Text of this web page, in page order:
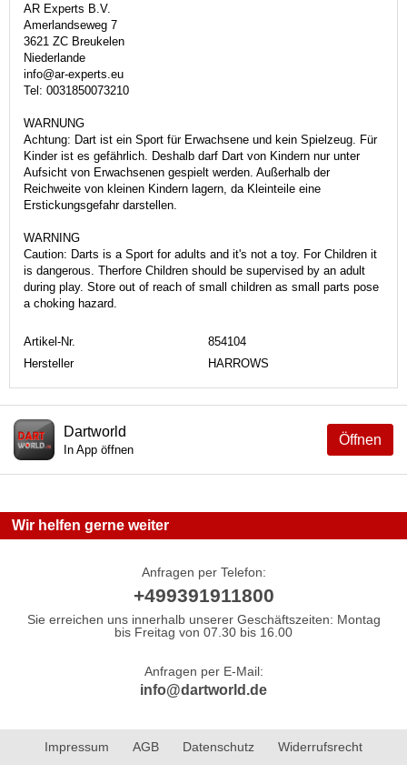
AR Experts B.V.
Amerlandseweg 7
3621 ZC Breukelen
Niederlande
info@ar-experts.eu
Tel: 0031850073210
WARNUNG
Achtung: Dart ist ein Sport für Erwachsene und kein Spielzeug. Für
Kinder ist es gefährlich. Deshalb darf Dart von Kindern nur unter
Aufsicht von Erwachsenen gespielt werden. Außerhalb der
Reichweite von kleinen Kindern lagern, da Kleinteile eine
Erstickungsgefahr darstellen.
WARNING
Caution: Darts is a Sport for adults and it's not a toy. For Children it
is dangerous. Therfore Children should be supervised by an adult
during play. Store out of reach of small children as small parts pose
a choking hazard.
Artikel-Nr.
854104
Hersteller
HARROWS
Öffnen
Dartworld
In App öffnen
Wir helfen gerne weiter
Anfragen per Telefon:
+499391911800
Sie erreichen uns innerhalb unserer Geschäftszeiten: Montag
bis Freitag von 07.30 bis 16.00
Anfragen per E-Mail:
info@dartworld.de
Impressum AGB Datenschutz Widerrufsrecht